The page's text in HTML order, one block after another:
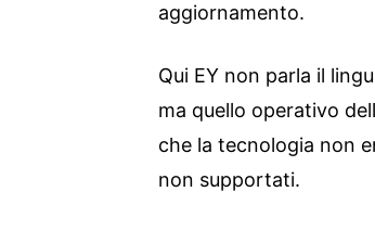
aggiornamento.
Qui EY non parla il
ma quello operativo
che la tecnologia non
non supportati.